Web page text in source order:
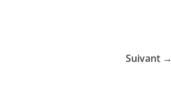
Suivant →